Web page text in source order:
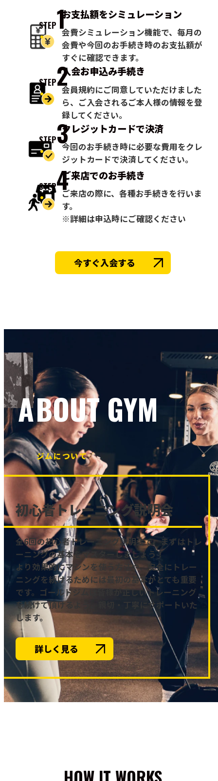
STEP1お支払額をシミュレーション
会費シミュレーション機能で、毎月の
会費や今回のお手続き時のお支払額が
すぐに確認できます。
STEP2入会お申込み手続き
会員規約にご同意していただけました
ら、ご入会されるご本人様の情報を登
録してください。
STEP3クレジットカードで決済
今回のお手続き時に必要な費用をクレ
ジットカードで決済してください。
STEP4ご来店でのお手続き
ご来店の際に、各種お手続きを行いま
す。
※詳細は申込時にご確認ください
今すぐ入会する
ABOUT GYM
ジムについて
初心者トレーニング説明会
全6回の初心者トレーニング説明会で、まずはトレ
ーニングの基本をマスターしましょう！
より効果的にマシンを使う方法や、安全にトレー
ニングを続けるためには最初の基本がとても重要
です。ゴールドジムは皆様が正しいトレーニング
を続けて頂けるよう、親切・丁寧にサポートいた
します。
詳しく見る